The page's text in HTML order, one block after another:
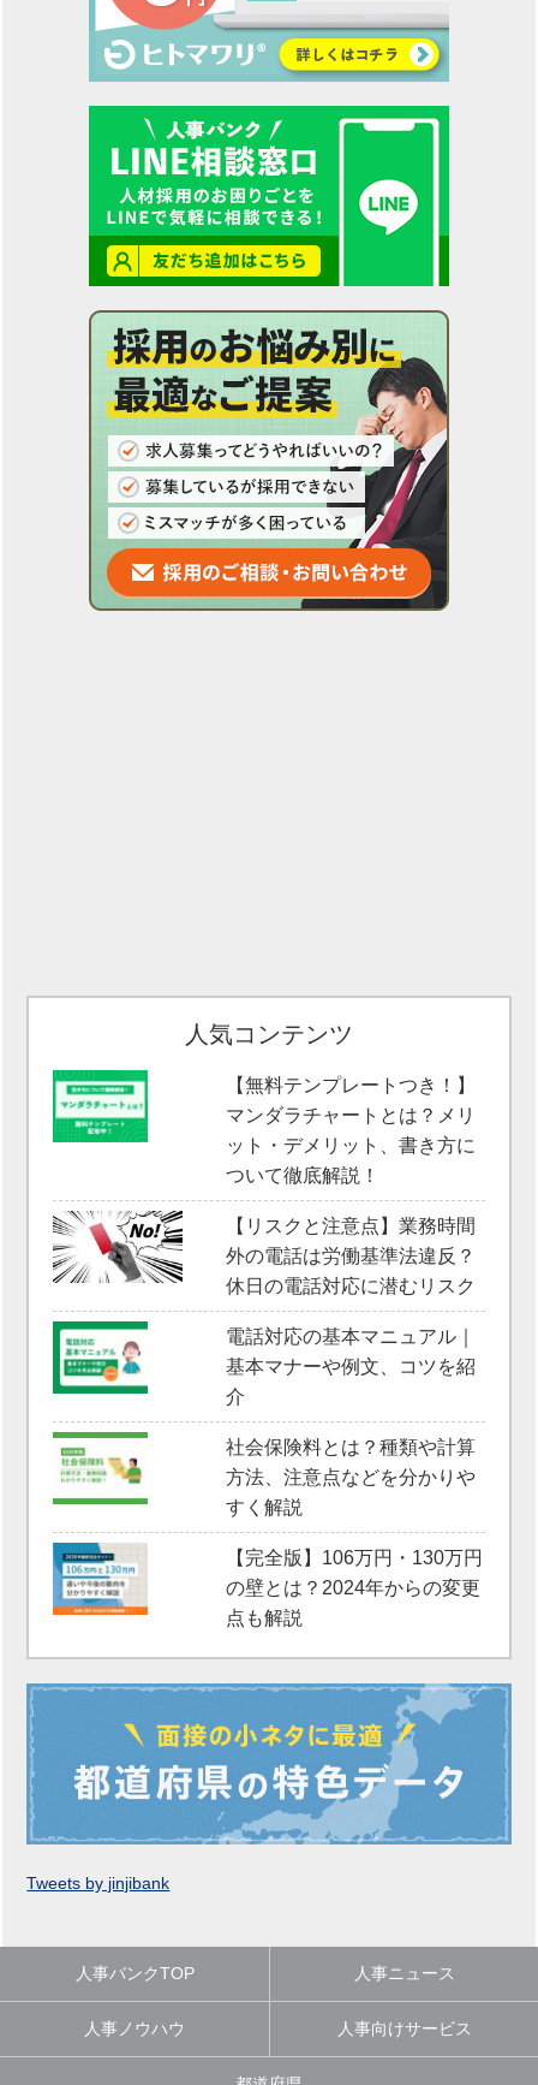
人気コンテンツ
【無料テンプレートつき！】
マンダラチャートとは？メリ
ット・デメリット、書き方に
ついて徹底解説！
【リスクと注意点】業務時間
外の電話は労働基準法違反？
休日の電話対応に潜むリスク
電話対応の基本マニュアル｜
基本マナーや例文、コツを紹
介
社会保険料とは？種類や計算
方法、注意点などを分かりや
すく解説
【完全版】106万円・130万円
の壁とは？2024年からの変更
点も解説
Tweets by jinjibank
人事バンクTOP 人事ニュース
人事ノウハウ 人事向けサービス